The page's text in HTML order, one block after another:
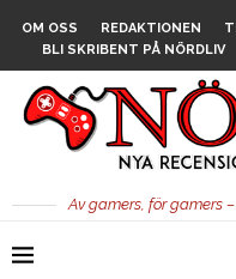
OM OSS REDAKTIONEN
BLI SKRIBENT PÅ NÖRDLIV
Av gamers, för gamers